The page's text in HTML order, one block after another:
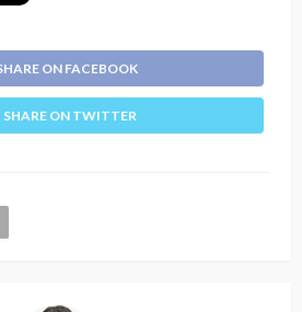
ON FACEBOOK
SHARE ON TWITTER